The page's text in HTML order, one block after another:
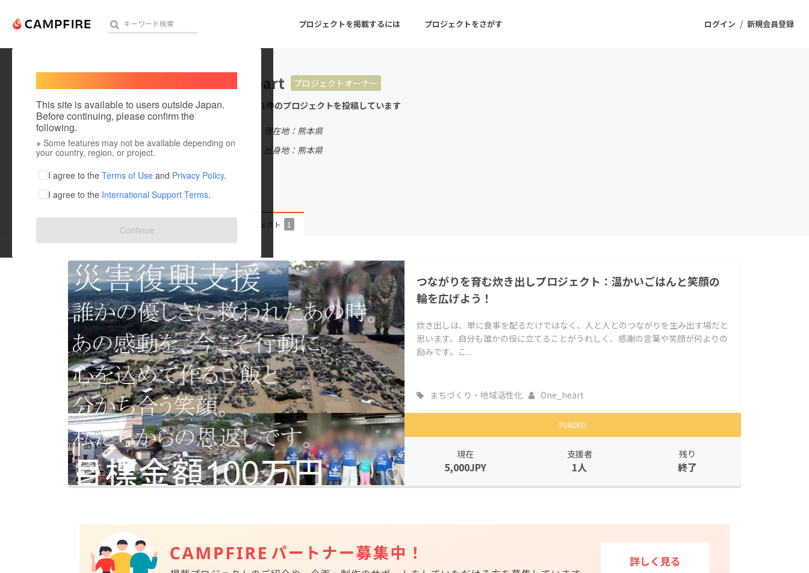
ログイン / 新規会員登録
プロジェクトを掲載するには プロジェクトをさがす
人気のプロジェクト 注目のリターン 注目の新着プロジェクト
アート・写真 音楽
テクノロジー・ガジェット
映像・映画
ビジネス・起業
チャレンジ
まちづくり・地域活性化
CAMPFIRE for Social Good
CAMPFIRE Creation
CAMPFIREふるさと納税
machi-ya コミュニティ
This site is available to users outside Japan.
Before continuing, please confirm the
following.
※ Some features may not be available depending on
your country, region, or project.
I agree to the Terms of Use and Privacy Policy.
I agree to the International Support Terms.
Continue
One_heart
プロジェクトオーナー
これまでに1件のプロジェクトを投稿しています
現在地：熊本県
出身国：日本
出身地：熊本県
プロジェクト 1
つながりを育む炊き出しプロジェクト：温かいごはんと笑顔の
輪を広げよう！
炊き出しは、単に食事を配るだけではなく、人と人とのつながりを生み出す場だと
思います。自分も誰かの役に立てることがうれしく、感謝の言葉や笑顔が何よりの
励みです。こ...
まちづくり・地域活性化 One_heart
FUNDED
現在
5,000JPY
支援者
1人
残り
終了